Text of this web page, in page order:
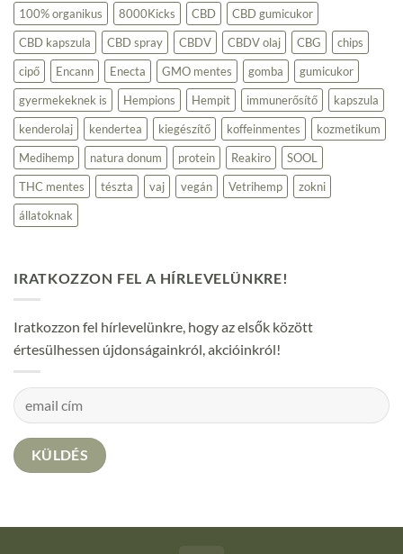
választás
a
környezettudatos
fogyasztóknak
bejegyzéshez
100% organikus 8000Kicks CBD
CBD gumicukor
CBD kapszula
CBD spray CBDV CBDV olaj CBG
chips
cipő
Encann Enecta GMO mentes gomba
gumicukor
gyermekeknek is
Hempions Hempit immunerősítő
kapszula
kenderolaj
kendertea kiegészítő koffeinmentes
kozmetikum
Medihemp
natura donum protein Reakiro
SOOL
THC mentes
tészta vaj vegán Vetrihemp
zokni
állatoknak
IRATKOZZON FEL A HÍRLEVELÜNKRE!
Iratkozzon fel hírlevelünkre, hogy az elsők között
értesülhessen újdonságainkról, akcióinkról!